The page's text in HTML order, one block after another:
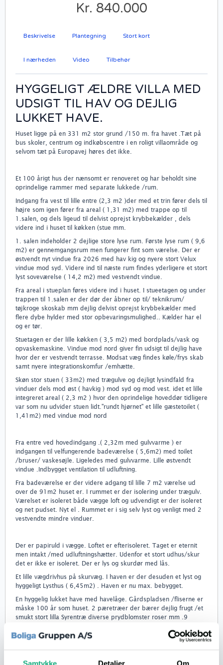
Kr. 840.000
Beskrivelse Plantegning Stort kort
I nærheden Video Tilbehør
HYGGELIGT ÆLDRE VILLA MED
UDSIGT TIL HAV OG DEJLIG
LUKKET HAVE.
Huset ligge på en 331 m2 stor grund /150 m. fra havet .Tæt på
bus skoler, centrum og indkøbscentre i en roligt villaområde og
selvom tæt på Europavej høres det ikke.
Et 100 årigt hus der nænsomt er renoveret og har beholdt sine
oprindelige rammer med separate lukkede /rum.
Indgang fra vest til lille entre (2,3 m2 )der med et trin fører dels til
højre som igen fører fra areal ( 1,31 m2) med trappe op til
1.salen, og dels ligeud til delvist oprejst krybbekælder , dels
videre ind i huset til køkken (stue mm.
1. salen indeholder 2 dejlige store lyse rum. Første lyse rum ( 9,6
m2) er gennemgangsrum men fungerer fint som værelse. Der er
østvendt nyt vindue fra 2026 med hav kig og nyere stort Velux
vindue mod syd. Videre ind til næste rum findes yderligere et stort
lyst soveværelse ( 14,2 m2) med vestvendt vindue.
Fra areal i stueplan føres videre ind i huset. I stueetagen og under
trappen til 1.salen er der dør der åbner op til/ teknikrum/
tøjkroge skoskab mm dejlig delvist oprejst krybbekælder med
flere dybe hylder med stor opbevaringsmulighed.. Kælder har el
og er tør.
Stuetagen er der lille køkken ( 3,5 m2) med bordplads/vask og
opvaskemaskine. Vindue mod nord giver fin udsigt til dejlig have
hvor der er vestvendt terrasse. Modsat væg findes køle/frys skab
samt nyere integrationskomfur /emhætte.
Skøn stor stuen ( 33m2) med trægulve og dejligt lysindfald fra
vinduer dels mod øst ( havkig ) mod syd og mod vest. idet et lille
integreret areal ( 2,3 m2 ) hvor den oprindelige hoveddør tidligere
var som nu udvider stuen lidt."rundt hjørnet" et lille gæstetoilet (
1,41m2) med vindue mod nord
Fra entre ved hovedindgang .( 2,32m med gulvvarme ) er
indgangen til velfungerende badeværelse ( 5,6m2) med toilet
/bruser/ vaskesøjle. Ligeledes med gulvvarme. Lille østvendt
vindue .Indbygget ventilation til udluftning.
Fra badeværelse er der videre adgang til lille 7 m2 værelse ud
over de 91m2 huset er. I rummet er der isolering under trægulv.
Værelset er isoleret både vægge loft og udvendigt er der isoleret
og net pudset. Nyt el . Rummet er i sig selv lyst og venligt med 2
vestvendte mindre vinduer.
Der er papiruld i vægge. Loftet er efterisoleret. Taget er eternit
men intakt /med udluftningshætter. Udenfor et stort udhus/skur
det er ikke er isoleret. Der er lys og skurdør med lås.
Et lille vægdrivhus på skurvæg. I haven er der desuden et lyst og
hyggeligt Lysthus ( 6,45m2) . Haven er nu max. bebygget.
En hyggelig lukket have med havelåge. Gårdspladsen /fliserne er
måske 100 år som huset. 2 pæretræer der bærer dejlig frugt /et
smukt stort lilla Syrentræ diverse prydblomster roser mm .9
mm.
, Der er dejlig lukket garage med ny el og vandhane. Udvendig